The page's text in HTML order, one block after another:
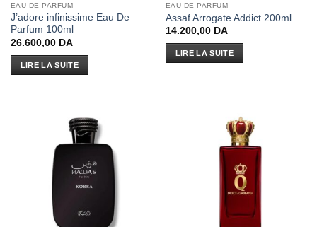
EAU DE PARFUM
J’adore infinissime Eau De
Parfum 100ml
26.600,00 DA
LIRE LA SUITE
EAU DE PARFUM
Assaf Arrogate Addict 200ml
14.200,00 DA
LIRE LA SUITE